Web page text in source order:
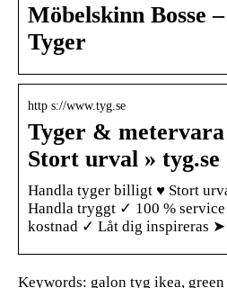
Möbelskinn Bosse
Tyger
http s://www.tyg.se
Tyger &
Stort urval » tyg.se
Handla tyger billigt ♥ Stort
Handla tryggt ✓ 100 %
kostnad ✓ Låt dig inspireras ➤
Keywords: galon tyg ikea,